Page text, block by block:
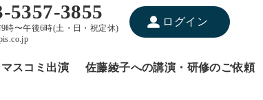
マスコミ出演 佐藤綾子への講演・研修のご依頼
5357-3855
時〜午後6時(土・日・祝定休)
ログイン